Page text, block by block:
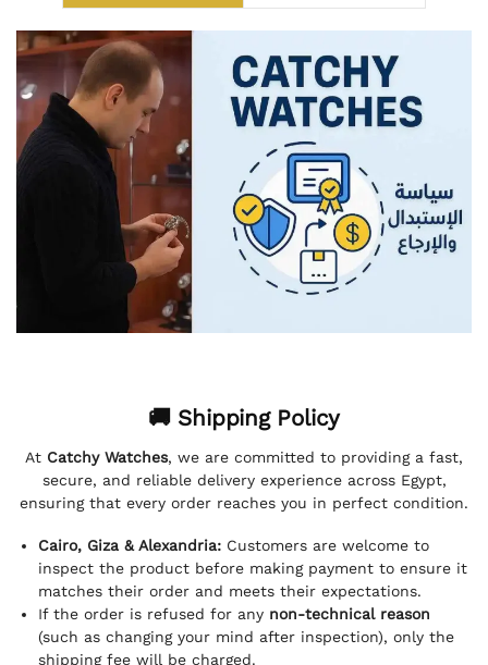
🚚 Shipping Policy
At Catchy Watches, we are committed to providing a fast,
secure, and reliable delivery experience across Egypt,
ensuring that every order reaches you in perfect condition.
Cairo, Giza & Alexandria: Customers are welcome to
inspect the product before making payment to ensure it
matches their order and meets their expectations.
If the order is refused for any non-technical reason
(such as changing your mind after inspection), only the
shipping fee will be charged.